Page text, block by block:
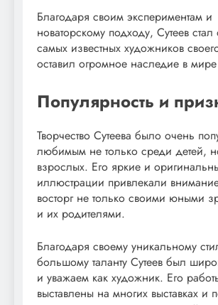
Благодаря своим экспериментам и
новаторскому подходу, Сутеев
самых известных художников
оставил огромное наследие в мире
Популярность и
Творчество Сутеева было очень
любимым не только среди детей,
взрослых. Его яркие и
иллюстрации привлекали
восторг не только своими юными
и их родителями.
Благодаря своему уникальному
большому таланту Сутеев был
и уважаем как художник. Его
выставлены на многих выставках и